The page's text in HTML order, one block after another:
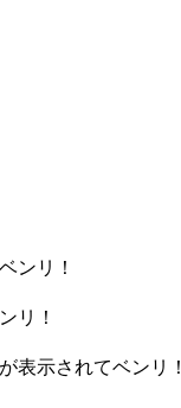
ンリ！
リ！
表示されてベンリ！